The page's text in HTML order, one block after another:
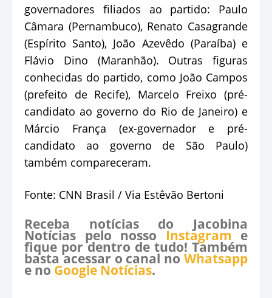
governadores filiados ao partido: Paulo
Câmara (Pernambuco), Renato Casagrande
(Espírito Santo), João Azevêdo (Paraíba) e
Flávio Dino (Maranhão). Outras figuras
conhecidas do partido, como João Campos
(prefeito de Recife), Marcelo Freixo (pré-
candidato ao governo do Rio de Janeiro) e
Márcio França (ex-governador e pré-
candidato ao governo de São Paulo)
também compareceram.
Fonte: CNN Brasil / Via Estêvão Bertoni
Receba notícias do Jacobina
Notícias pelo nosso Instagram e
fique por dentro de tudo! Também
basta acessar o canal no Whatsapp
e no Google Notícias.